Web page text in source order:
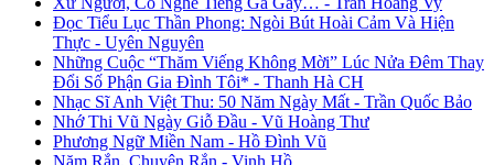
Đọc Tiểu Lục Thần Phong: Ngòi Bút Hoài Cảm Và Hiện
Thực - Uyên Nguyên
Những Cuộc “Thăm Viếng Không Mời” Lúc Nửa Đêm Thay
Đổi Số Phận Gia Đình Tôi* - Thanh Hà CH
Nhạc Sĩ Anh Việt Thu: 50 Năm Ngày Mất - Trần Quốc Bảo
Nhớ Thi Vũ Ngày Giỗ Đầu - Vũ Hoàng Thư
Phương Ngữ Miền Nam - Hồ Đình Vũ
Năm Rắn, Chuyện Rắn - Vinh Hồ